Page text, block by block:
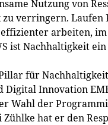
Nutzung von
verringern. Laufen
arbeiten,
ist Nachhaltigkeit
für
Innovation
Wahl der
hat er den